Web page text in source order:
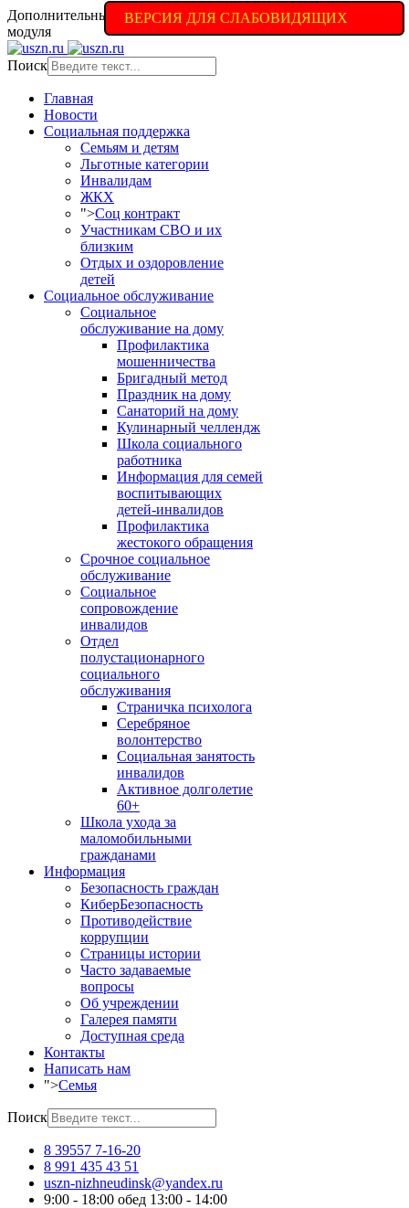
Дополнительные настройки доступны в полной версии
модуля
ВЕРСИЯ ДЛЯ СЛАБОВИДЯЩИХ
Поиск
Главная
Новости
Социальная поддержка
Семьям и детям
Льготные категории
Инвалидам
ЖКХ
">Соц контракт
Участникам СВО и их
близким
Отдых и оздоровление
детей
Социальное обслуживание
Социальное
обслуживание на дому
Профилактика
мошенничества
Бригадный метод
Праздник на дому
Санаторий на дому
Кулинарный челлендж
Школа социального
работника
Информация для семей
воспитывающих
детей-инвалидов
Профилактика
жестокого обращения
Срочное социальное
обслуживание
Социальное
сопровождение
инвалидов
Отдел
полустационарного
социального
обслуживания
Страничка психолога
Серебряное
волонтерство
Социальная занятость
инвалидов
Активное долголетие
60+
Школа ухода за
маломобильными
гражданами
Информация
Безопасность граждан
КиберБезопасность
Противодействие
коррупции
Страницы истории
Часто задаваемые
вопросы
Об учреждении
Галерея памяти
Доступная среда
Контакты
Написать нам
">Семья
Поиск
8 39557 7-16-20
8 991 435 43 51
uszn-nizhneudinsk@yandex.ru
9:00 - 18:00 обед 13:00 - 14:00